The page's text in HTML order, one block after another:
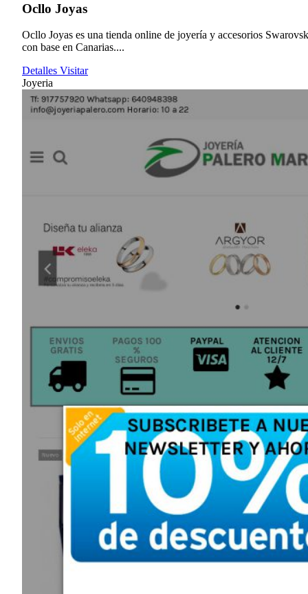
Ocllo Joyas
Ocllo Joyas es una tienda online de joyería y accesorios
con base en Canarias....
Detalles Visitar
Joyeria